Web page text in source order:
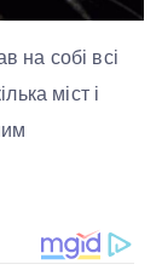
на собі всі
міст і